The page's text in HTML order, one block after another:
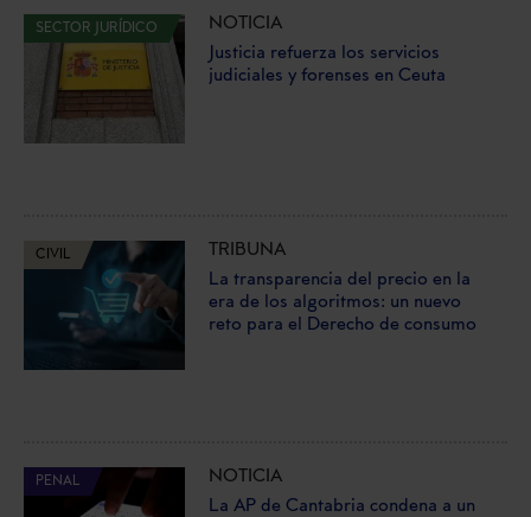
SECTOR JURÍDICO
NOTICIA
Justicia refuerza los servicios
judiciales y forenses en Ceuta
CIVIL
TRIBUNA
La transparencia del precio en la
era de los algoritmos: un nuevo
reto para el Derecho de consumo
PENAL
NOTICIA
La AP de Cantabria condena a un